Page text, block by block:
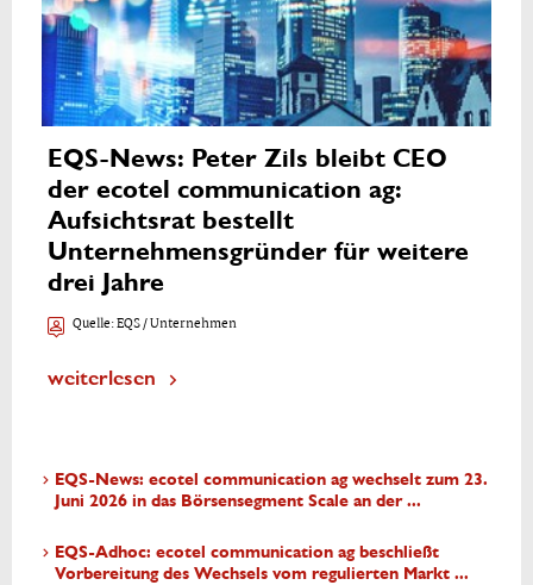
EQS-News: Peter Zils bleibt CEO
der ecotel communication ag:
Aufsichtsrat bestellt
Unternehmensgründer für weitere
drei Jahre
Quelle:EQS / Unternehmen
weiterlesen
EQS-News: ecotel communication ag wechselt zum 23.
Juni 2026 in das Börsensegment Scale an der ...
EQS-Adhoc: ecotel communication ag beschließt
Vorbereitung des Wechsels vom regulierten Markt ...